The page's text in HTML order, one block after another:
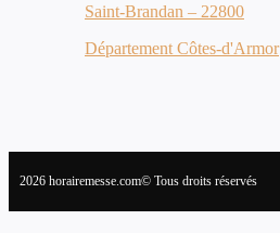
Saint-Brandan – 22800
Département Côtes-d'Armor
2026 horairemesse.com© Tous droits réservés